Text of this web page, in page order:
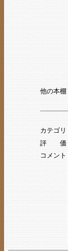
他の本棚
カテゴリ
評 価
コメント